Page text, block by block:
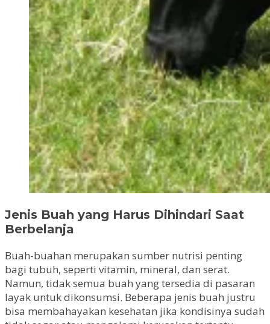
Jenis Buah yang Harus Dihindari Saat
Berbelanja
Buah-buahan merupakan sumber nutrisi penting
bagi tubuh, seperti vitamin, mineral, dan serat.
Namun, tidak semua buah yang tersedia di pasaran
layak untuk dikonsumsi. Beberapa jenis buah justru
bisa membahayakan kesehatan jika kondisinya sudah